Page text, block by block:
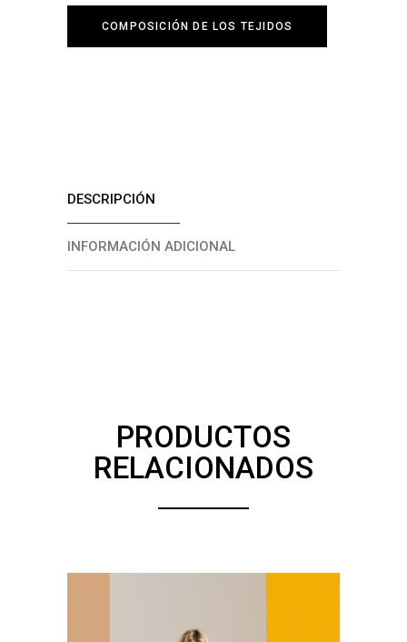
COMPOSICIÓN DE LOS TEJIDOS
DESCRIPCIÓN
INFORMACIÓN ADICIONAL
PRODUCTOS
RELACIONADOS